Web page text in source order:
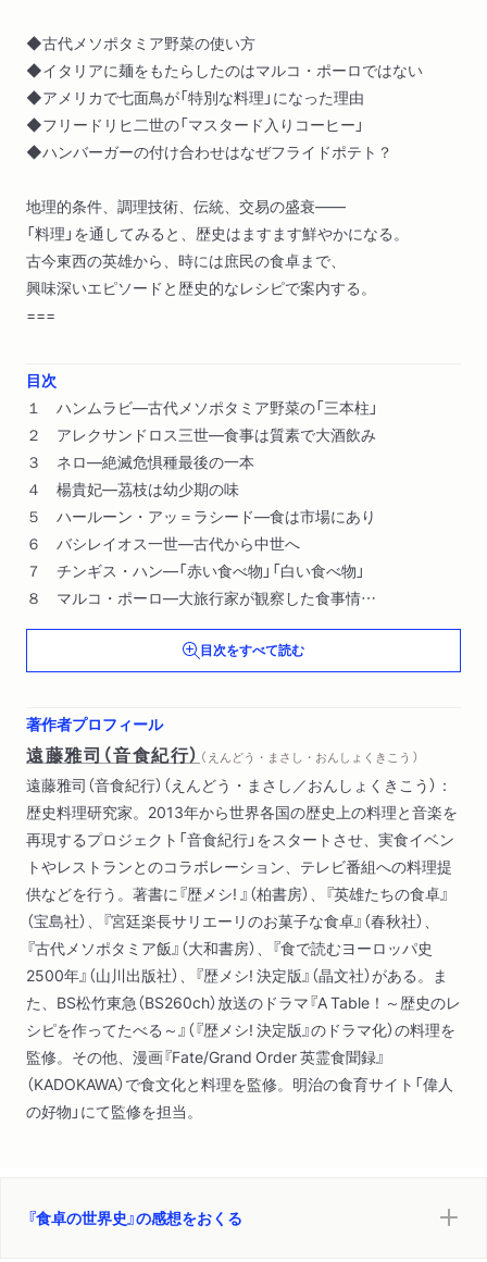
◆古代メソポタミア野菜の使い方
◆イタリアに麺をもたらしたのはマルコ・ポーロではない
◆アメリカで七面鳥が「特別な料理」になった理由
◆フリードリヒ二世の「マスタード入りコーヒー」
◆ハンバーガーの付け合わせはなぜフライドポテト？
地理的条件、調理技術、伝統、交易の盛衰――
「料理」を通してみると、歴史はますます鮮やかになる。
古今東西の英雄から、時には庶民の食卓まで、
興味深いエピソードと歴史的なレシピで案内する。
===
目次
１ ハンムラビ―古代メソポタミア野菜の「三本柱」
２ アレクサンドロス三世―食事は質素で大酒飲み
３ ネロ―絶滅危惧種最後の一本
４ 楊貴妃―茘枝は幼少期の味
５ ハールーン・アッ＝ラシード―食は市場にあり
６ バシレイオス一世―古代から中世へ
７ チンギス・ハン―「赤い食べ物」「白い食べ物」
８ マルコ・ポーロ―大旅行家が観察した食事情
９ コロンブス―近世の食卓へ
１０ エルナン・コルテス―「コロンブス交換」の時代
１１ スレイマン一世―多様な遺産を継承するオスマン帝国
１３ ルイ一四世―洗練されたサーヴィスの確立
１４ フリードリヒ二世―コーヒーではなくビールを飲め！
１５ リンカーン―感謝祭とクレオール料理
１６ コナン・ドイル―大英帝国のカレー
１７ 夏目漱石―一生にして三食を経る
１８ マクドナルド兄弟―ファストフードの誕生
目次をすべて読む
著作者プロフィール
遠藤雅司（音食紀行） （ えんどう・まさし・おんしょくきこう ）
遠藤雅司（音食紀行）（えんどう・まさし／おんしょくきこう）：
歴史料理研究家。2013年から世界各国の歴史上の料理と音楽を
再現するプロジェクト「音食紀行」をスタートさせ、実食イベン
トやレストランとのコラボレーション、テレビ番組への料理提
供などを行う。著書に『歴メシ! 』（柏書房）、『英雄たちの食卓』
（宝島社）、『宮廷楽長サリエーリのお菓子な食卓』（春秋社）、
『古代メソポタミア飯』（大和書房）、『食で読むヨーロッパ史
2500年』（山川出版社）、『歴メシ! 決定版』（晶文社）がある。ま
た、BS松竹東急（BS260ch）放送のドラマ『A Table！～歴史のレ
シピを作ってたべる～』（『歴メシ! 決定版』のドラマ化）の料理を
監修。その他、漫画『Fate/Grand Order 英霊食聞録』
（KADOKAWA）で食文化と料理を監修。明治の食育サイト「偉人
の好物」にて監修を担当。
『食卓の世界史』の感想をおくる